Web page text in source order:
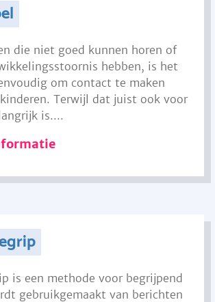
die niet goed kunnen horen of
hebben, is het
om contact te maken
Terwijl dat juist ook voor
is....
is een methode voor begrijpend
gebruikgemaakt van berichten